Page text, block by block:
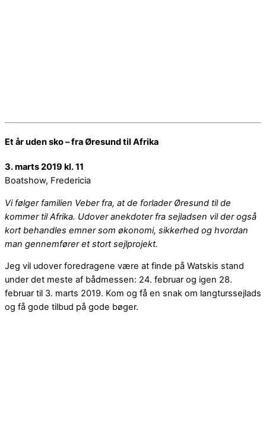
Et år uden sko – fra Øresund til Afrika
3. marts 2019 kl. 11
Boatshow, Fredericia
Vi følger familien Veber fra, at de forlader Øresund til de
kommer til Afrika. Udover anekdoter fra sejladsen vil der også
kort behandles emner som økonomi, sikkerhed og hvordan
man gennemfører et stort sejlprojekt.
Jeg vil udover foredragene være at finde på Watskis stand
under det meste af bådmessen: 24. februar og igen 28.
februar til 3. marts 2019. Kom og få en snak om langturssejlads
og få gode tilbud på gode bøger.